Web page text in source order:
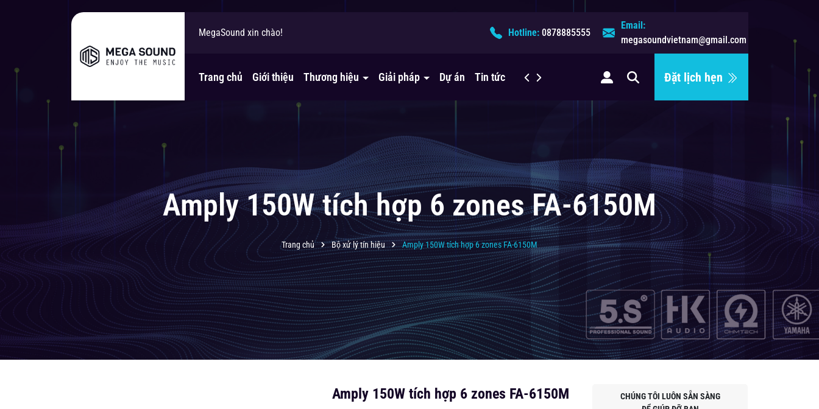
MegaSound xin chào!
Bạn cần tư vấn giải pháp âm thanh? Hotline: 0878885555
Email:
megasoundvietnam@gmail.com
Trang chủ Giới thiệu Thương hiệu Giải pháp Dự án Tin tức Liên hệ Đặt lịch hẹn
Amply 150W tích hợp 6 zones FA-6150M
Trang chủ Bộ xử lý tín hiệu Amply 150W tích hợp 6 zones FA-6150M
Amply 150W tích hợp 6 zones FA-6150M
CHÚNG TÔI LUÔN SẴN SÀNG